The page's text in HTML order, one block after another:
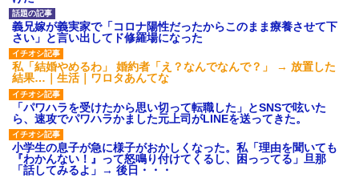
義兄嫁が義実家で「コロナ陽性だったからこのまま療養させて下
さい」と言い出してド修羅場になった
私「結婚やめるわ」 婚約者「え？なんでなんで？」 → 放置した
結果…｜生活｜ワロタあんてな
「パワハラを受けたから思い切って転職した」とSNSで呟いた
ら、速攻でパワハラかました元上司がLINEを送ってきた。
小学生の息子が急に様子がおかしくなった。私「理由を聞いても
『わかんない！』って怒鳴り付けてくるし、困っってる」旦那
「話してみるよ」→ 後日・・・